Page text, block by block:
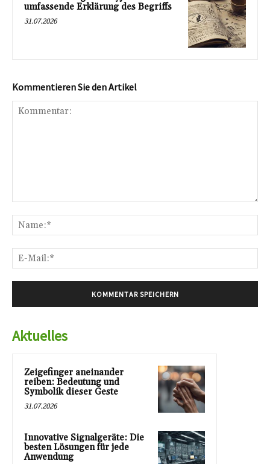
umfassende Erklärung des Begriffs
31.07.2026
Kommentieren Sie den Artikel
Aktuelles
Zeigefinger aneinander
reiben: Bedeutung und
Symbolik dieser Geste
31.07.2026
Innovative Signalgeräte: Die
besten Lösungen für jede
Anwendung